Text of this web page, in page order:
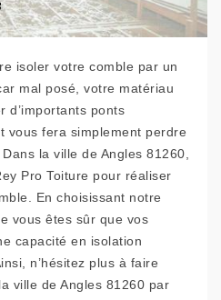
isoler votre comble par un
mal posé, votre matériau
d’importants ponts
vous fera simplement perdre
la ville de Angles 81260,
Pro Toiture pour réaliser
En choisissant notre
vous êtes sûr que vos
capacité en isolation
n’hésitez plus à faire
ville de Angles 81260 par